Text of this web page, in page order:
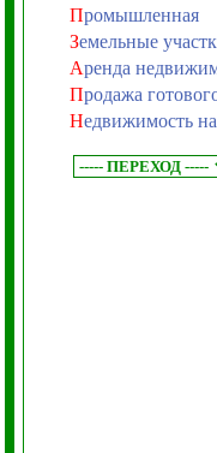
Промышленная
Земельные
Аренда
Продажа
Недвижимость